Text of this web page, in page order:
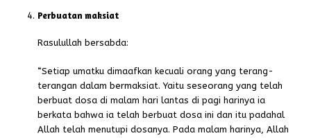
Perbuatan maksiat
Rasulullah bersabda:
“Setiap umatku dimaafkan kecuali orang yang terang-
terangan dalam bermaksiat. Yaitu seseorang yang telah
berbuat dosa di malam hari lantas di pagi harinya ia
berkata bahwa ia telah berbuat dosa ini dan itu padahal
Allah telah menutupi dosanya. Pada malam harinya, Allah